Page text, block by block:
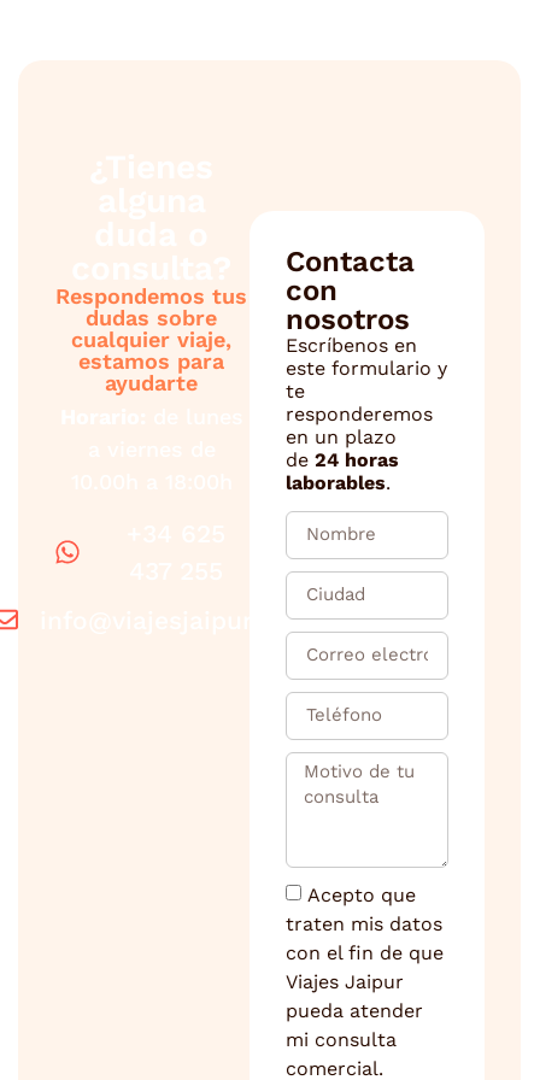
Respondemos tus
dudas sobre
cualquier viaje,
estamos para
ayudarte
info@viajesjaipur.com
Contacta
con
nosotros
Escríbenos en
este formulario y
te
responderemos
en un plazo
de 24 horas
laborables.
Acepto que
traten mis datos
con el fin de que
Viajes Jaipur
pueda atender
mi consulta
comercial.